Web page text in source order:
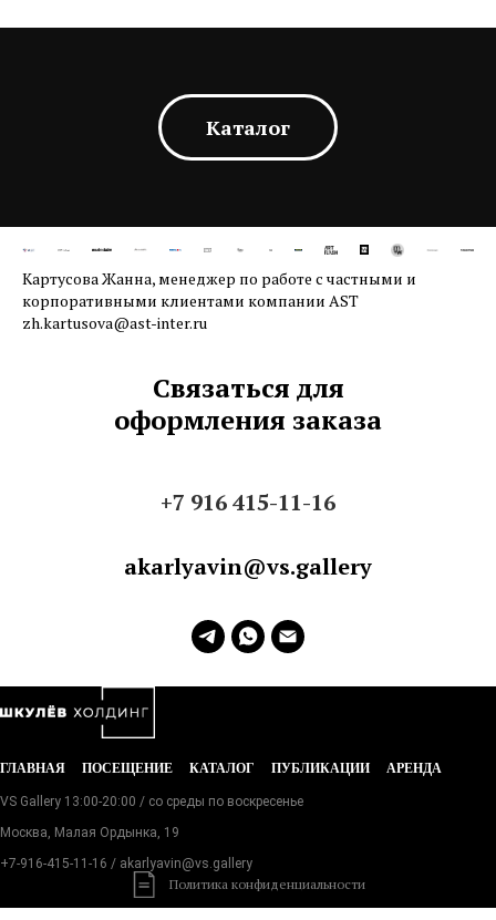
Каталог
Картусова Жанна, менеджер по работе с частными и
корпоративными клиентами компании AST
zh.kartusova@ast-inter.ru
Связаться для
оформления заказа
+7 916 415-11-16
akarlyavin@vs.gallery
ГЛАВНАЯ ПОСЕЩЕНИЕ КАТАЛОГ ПУБЛИКАЦИИ АРЕНДА
VS Gallery 13:00-20:00 / со среды по воскресенье
Москва, Малая Ордынка, 19
+7-916-415-11-16 / akarlyavin@vs.gallery
Политика конфиденциальности